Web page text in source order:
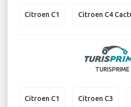
Citroen C1 Citroen C4
TURISPRIME
Citroen C1 Citroen C3